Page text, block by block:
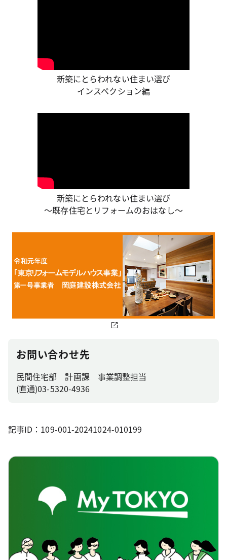
新築にとらわれない住まい選び
インスペクション編
新築にとらわれない住まい選び
～既存住宅とリフォームのおはなし～
お問い合わせ先
民間住宅部 計画課 事業調整担当
(直通)03-5320-4936
記事ID：109-001-20241024-010199